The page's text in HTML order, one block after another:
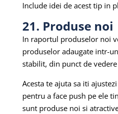
Include idei de acest tip in
21. Produse noi
In raportul produselor noi
produselor adaugate intr-
stabilit, din punct de
Acesta te ajuta sa iti
pentru a face push pe ele
sunt produse noi si